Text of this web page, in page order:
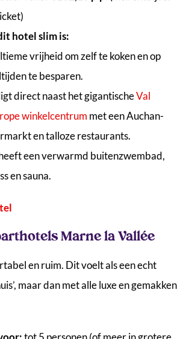
hotel slim is:
vrijheid om zelf te koken en op
te besparen.
direct naast het gigantischeVal
winkelcentrum met een Auchan-
en talloze restaurants.
een verwarmd buitenzwembad,
en sauna.
Marne la Vallée
en ruim. Dit voelt als een echt
maar dan met alle luxe en gemakken